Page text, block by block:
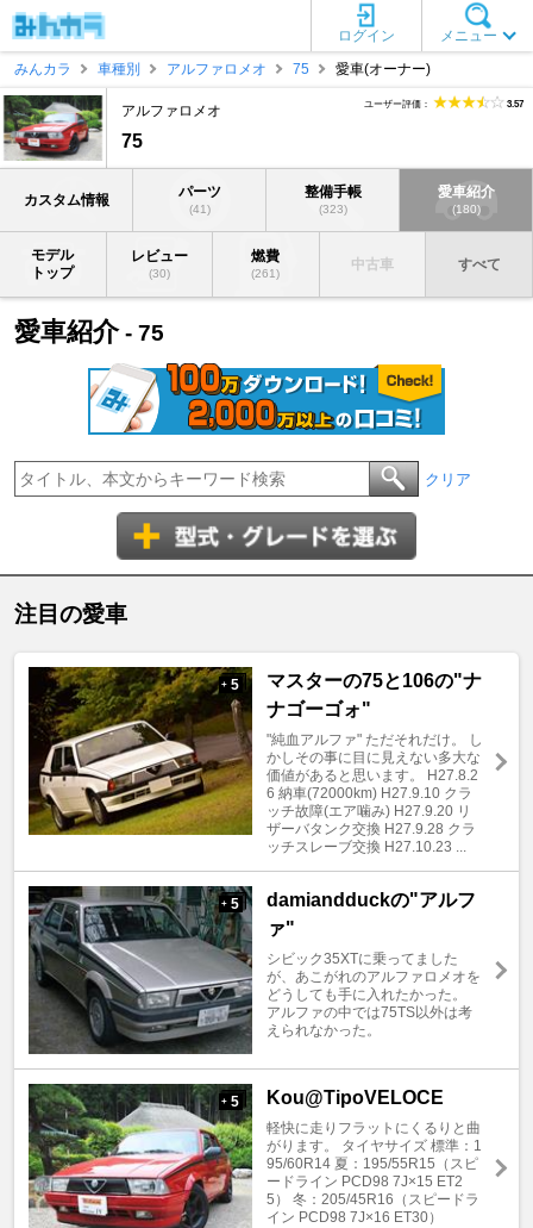
メニュー
ログイン
みんカラ
車種別 アルファロメオ 75 愛車(オーナー)
アルファロメオ
75
ユーザー評価： 3.57
カスタム情報 パーツ
(41)
整備手帳
(323)
愛車紹介
(180)
モデル
トップ
レビュー
(30)
燃費
(261)
中古車 すべて
愛車紹介- 75
クリア
注目の愛車
+ 5
マスターの75と106の"ナ
ナゴーゴォ"
"純血アルファ" ただそれだけ。 し
かしその事に目に見えない多大な
価値があると思います。 H27.8.2
6 納車(72000km) H27.9.10 クラ
ッチ故障(エア噛み) H27.9.20 リ
ザーバタンク交換 H27.9.28 クラ
ッチスレーブ交換 H27.10.23 ...
+ 5
damiandduckの"アルフ
ァ"
シビック35XTに乗ってました
が、あこがれのアルファロメオを
どうしても手に入れたかった。
アルファの中では75TS以外は考
えられなかった。
+ 5 Kou@TipoVELOCE
軽快に走りフラットにくるりと曲
がります。 タイヤサイズ 標準：1
95/60R14 夏：195/55R15（スピ
ードライン PCD98 7J×15 ET2
5） 冬：205/45R16（スピードラ
イン PCD98 7J×16 ET30）